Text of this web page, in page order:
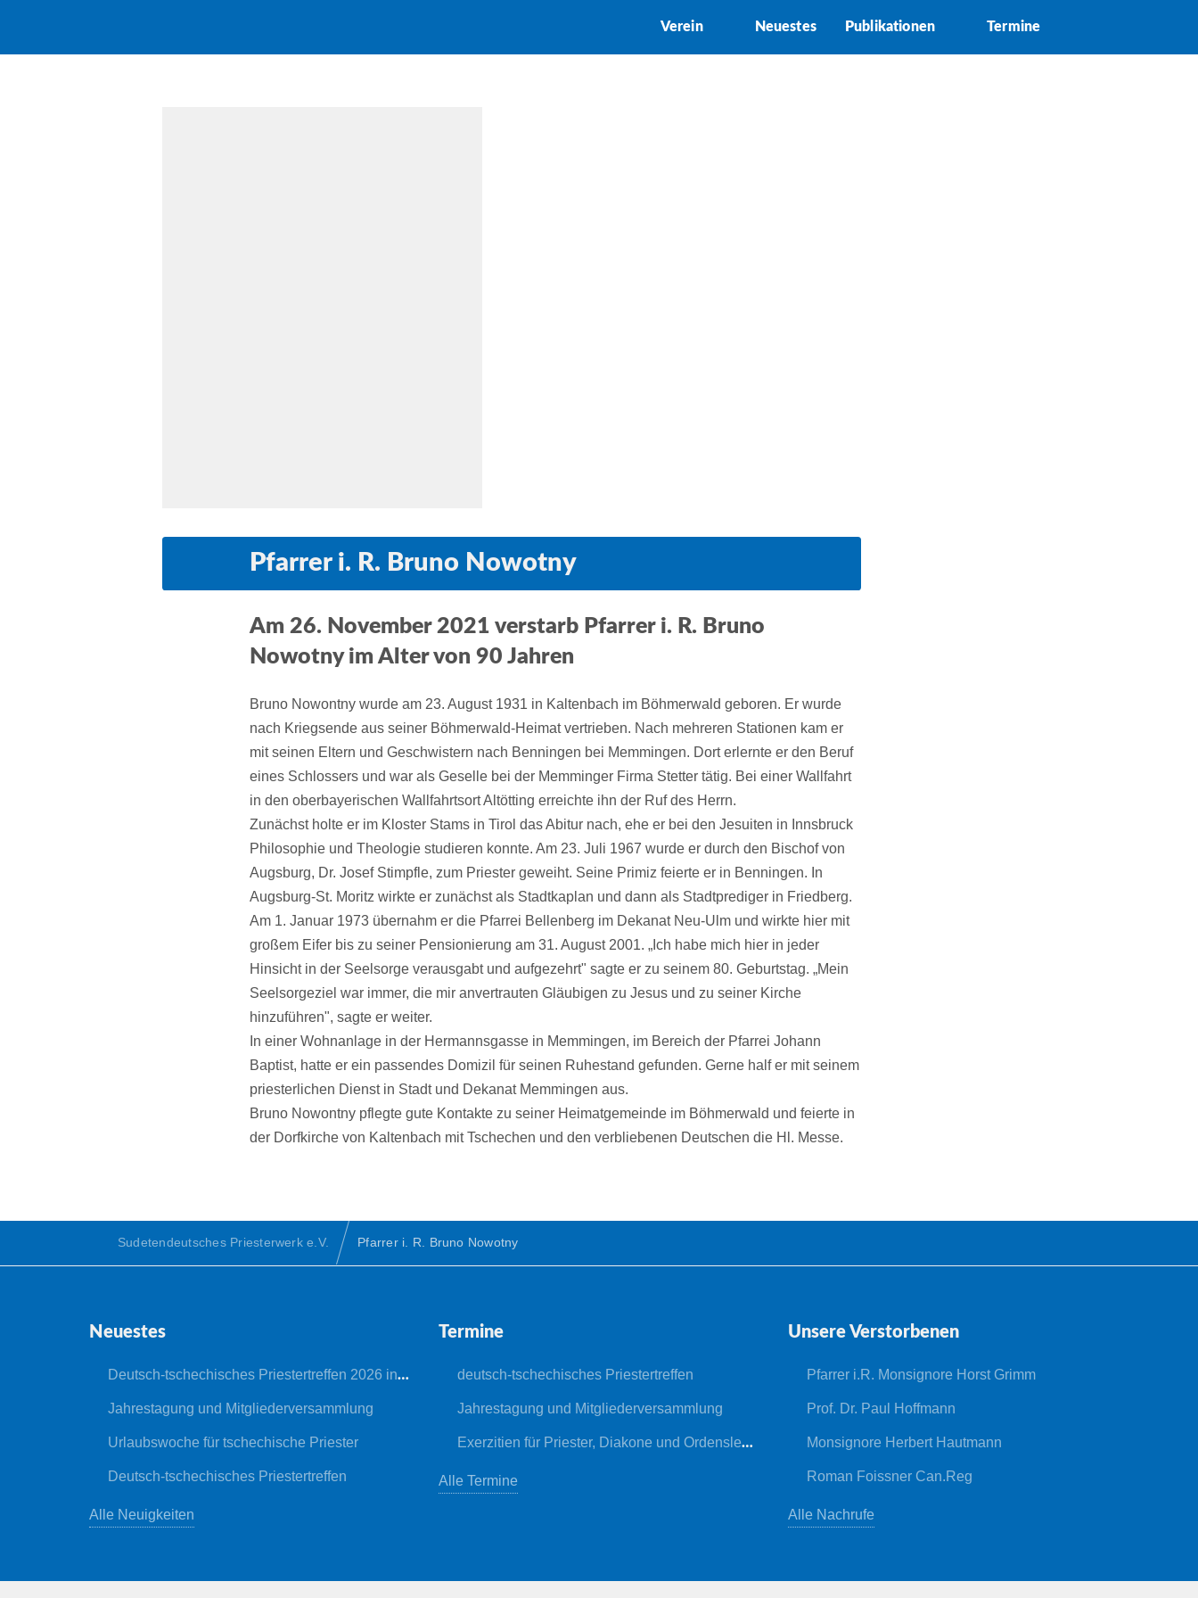
Verein Neuestes Publikationen Termine
Pfarrer i. R. Bruno Nowotny
Am 26. November 2021 verstarb Pfarrer i. R. Bruno
Nowotny im Alter von 90 Jahren
Bruno Nowontny wurde am 23. August 1931 in Kaltenbach im Böhmerwald geboren. Er wurde
nach Kriegsende aus seiner Böhmerwald-Heimat vertrieben. Nach mehreren Stationen kam er
mit seinen Eltern und Geschwistern nach Benningen bei Memmingen. Dort erlernte er den Beruf
eines Schlossers und war als Geselle bei der Memminger Firma Stetter tätig. Bei einer Wallfahrt
in den oberbayerischen Wallfahrtsort Altötting erreichte ihn der Ruf des Herrn.
Zunächst holte er im Kloster Stams in Tirol das Abitur nach, ehe er bei den Jesuiten in Innsbruck
Philosophie und Theologie studieren konnte. Am 23. Juli 1967 wurde er durch den Bischof von
Augsburg, Dr. Josef Stimpfle, zum Priester geweiht. Seine Primiz feierte er in Benningen. In
Augsburg-St. Moritz wirkte er zunächst als Stadtkaplan und dann als Stadtprediger in Friedberg.
Am 1. Januar 1973 übernahm er die Pfarrei Bellenberg im Dekanat Neu-Ulm und wirkte hier mit
großem Eifer bis zu seiner Pensionierung am 31. August 2001. „Ich habe mich hier in jeder
Hinsicht in der Seelsorge verausgabt und aufgezehrt" sagte er zu seinem 80. Geburtstag. „Mein
Seelsorgeziel war immer, die mir anvertrauten Gläubigen zu Jesus und zu seiner Kirche
hinzuführen", sagte er weiter.
In einer Wohnanlage in der Hermannsgasse in Memmingen, im Bereich der Pfarrei Johann
Baptist, hatte er ein passendes Domizil für seinen Ruhestand gefunden. Gerne half er mit seinem
priesterlichen Dienst in Stadt und Dekanat Memmingen aus.
Bruno Nowontny pflegte gute Kontakte zu seiner Heimatgemeinde im Böhmerwald und feierte in
der Dorfkirche von Kaltenbach mit Tschechen und den verbliebenen Deutschen die Hl. Messe.
Sudetendeutsches Priesterwerk e.V. Pfarrer i. R. Bruno Nowotny
Neuestes
Deutsch-tschechisches Priestertreffen 2026 in Nepomuk
Jahrestagung und Mitgliederversammlung
Urlaubswoche für tschechische Priester
Deutsch-tschechisches Priestertreffen
Alle Neuigkeiten
Termine
deutsch-tschechisches Priestertreffen
Jahrestagung und Mitgliederversammlung
Exerzitien für Priester, Diakone und Ordensleute
Alle Termine
Unsere Verstorbenen
Pfarrer i.R. Monsignore Horst Grimm
Prof. Dr. Paul Hoffmann
Monsignore Herbert Hautmann
Roman Foissner Can.Reg
Alle Nachrufe